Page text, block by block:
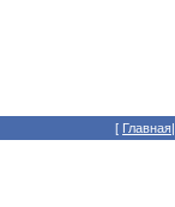
[ Главная|